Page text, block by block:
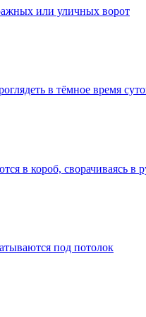
или уличных ворот
в тёмное время
в короб, сворачиваясь в
под потолок